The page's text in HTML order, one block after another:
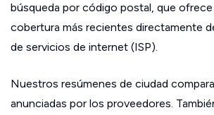
búsqueda por código postal, que
cobertura más recientes directamente
de servicios de internet (ISP).
Nuestros resúmenes de ciudad
anunciadas por los proveedores.